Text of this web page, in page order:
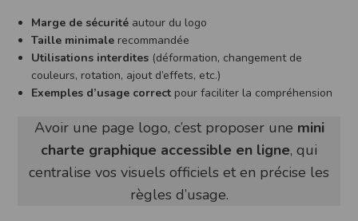
Marge de sécurité autour du logo
Taille minimale recommandée
Utilisations interdites (déformation, changement de
couleurs, rotation, ajout d’effets, etc.)
Exemples d’usage correct pour faciliter la compréhension
Avoir une page logo, c’est proposer une mini
charte graphique accessible en ligne, qui
centralise vos visuels officiels et en précise les
règles d’usage.